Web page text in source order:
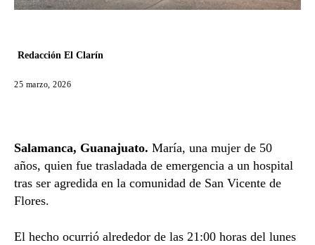
Redacción El Clarín
25 marzo, 2026
Salamanca, Guanajuato. María, una mujer de 50
años, quien fue trasladada de emergencia a un hospital
tras ser agredida en la comunidad de San Vicente de
Flores.
El hecho ocurrió alrededor de las 21:00 horas del lunes